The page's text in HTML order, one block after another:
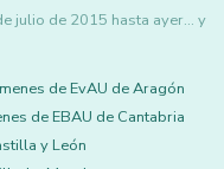
julio de 2015 hasta ayer... y
de EvAU de Aragón
de EBAU de Cantabria
y León